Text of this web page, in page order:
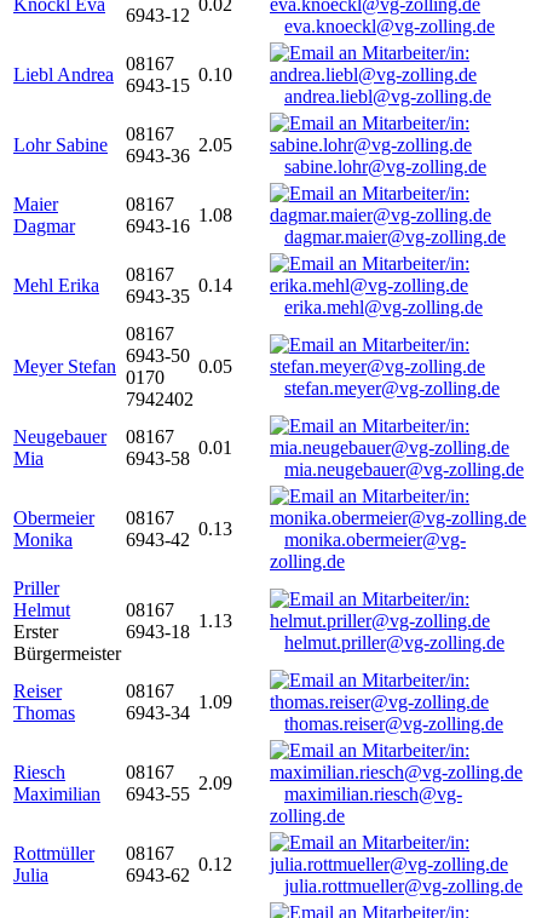
Knöckl Eva
6943-12
0.02
eva.knoeckl@vg-zolling.de
Liebl Andrea
08167
6943-15
0.10
andrea.liebl@vg-zolling.de
Lohr Sabine
08167
6943-36
2.05
sabine.lohr@vg-zolling.de
Maier
Dagmar
08167
6943-16
1.08
dagmar.maier@vg-zolling.de
Mehl Erika
08167
6943-35
0.14
erika.mehl@vg-zolling.de
Meyer Stefan
08167
6943-50
0170
7942402
0.05
stefan.meyer@vg-zolling.de
Neugebauer
Mia
08167
6943-58
0.01
mia.neugebauer@vg-zolling.de
Obermeier
Monika
08167
6943-42
0.13
monika.obermeier@vg-
zolling.de
Priller
Helmut
Erster
Bürgermeister
08167
6943-18
1.13
helmut.priller@vg-zolling.de
Reiser
Thomas
08167
6943-34
1.09
thomas.reiser@vg-zolling.de
Riesch
Maximilian
08167
6943-55
2.09
maximilian.riesch@vg-
zolling.de
Rottmüller
Julia
08167
6943-62
0.12
julia.rottmueller@vg-zolling.de